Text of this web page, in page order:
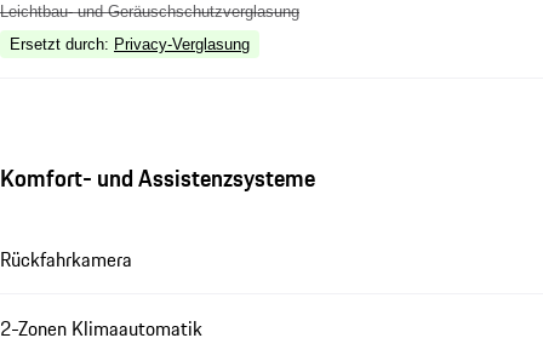
Leichtbau- und Geräuschschutzverglasung
Ersetzt durch: Privacy-Verglasung
Komfort- und Assistenzsysteme
Rückfahrkamera
2-Zonen Klimaautomatik